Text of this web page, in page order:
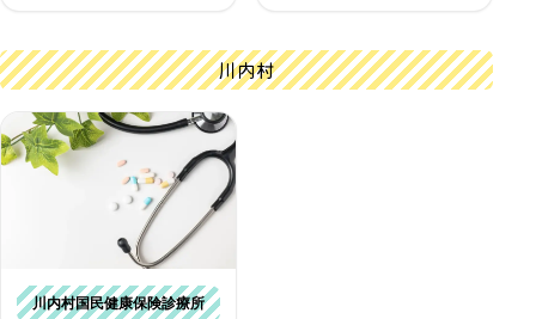
川内村
川内村国民健康保険診療所